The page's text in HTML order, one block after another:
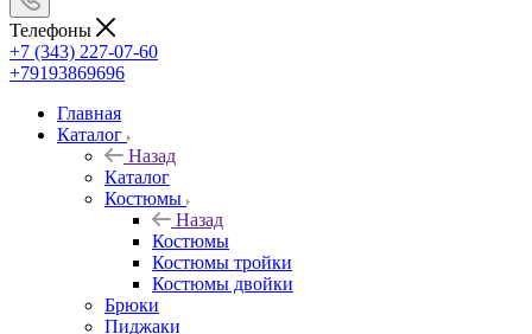
Телефоны
+7 (343) 227-07-60
+79193869696
Главная
Каталог
Назад
Каталог
Костюмы
Назад
Костюмы
Костюмы тройки
Костюмы двойки
Брюки
Пиджаки